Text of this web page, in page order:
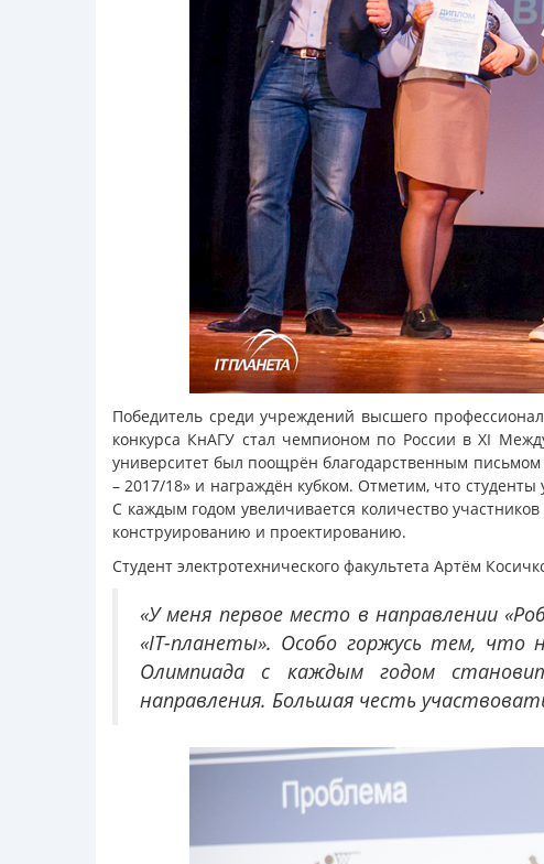
Победитель среди учреждений высшего
конкурса КнАГУ стал чемпионом по России в ХI
университет был поощрён благодарственным
– 2017/18» и награждён кубком. Отметим, что
С каждым годом увеличивается количество
конструированию и проектированию.
Студент электротехнического факультета Артём
«У меня первое место в направлении
«IT-планеты». Особо горжусь тем, что
Олимпиада с каждым годом
направления. Большая честь